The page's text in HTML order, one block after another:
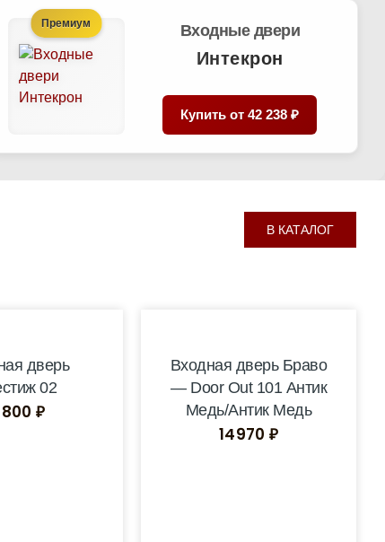
Премиум Входные двери
Интекрон
Купить от42 238 ₽
В КАТАЛОГ
дверь
02
₽
Входная дверь Браво
— Door Out 101 Антик
Медь/Антик Медь
14970 ₽